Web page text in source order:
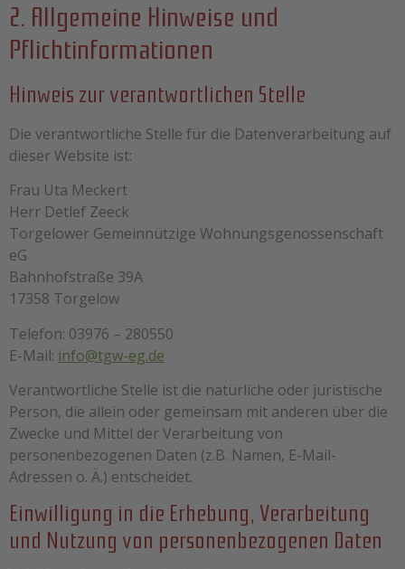
2. Allgemeine Hinweise und
Pflichtinformationen
Hinweis zur verantwortlichen Stelle
Die verantwortliche Stelle für die Datenverarbeitung auf
dieser Website ist:
Frau Uta Meckert
Herr Detlef Zeeck
Torgelower Gemeinnützige Wohnungsgenossenschaft
eG
Bahnhofstraße 39A
17358 Torgelow
Telefon: 03976 – 280550
E-Mail: info@tgw-eg.de
Verantwortliche Stelle ist die natürliche oder juristische
Person, die allein oder gemeinsam mit anderen über die
Zwecke und Mittel der Verarbeitung von
personenbezogenen Daten (z.B. Namen, E-Mail-
Adressen o. Ä.) entscheidet.
Einwilligung in die Erhebung, Verarbeitung
und Nutzung von personenbezogenen Daten